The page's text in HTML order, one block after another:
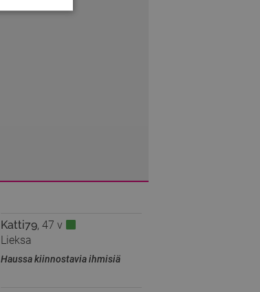
Katti79, 47 v
Lieksa
Haussa kiinnostavia ihmisiä